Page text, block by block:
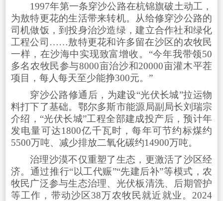
1997年第一条穿沙公路在杭锦旗破土动工，
为敖特更花的生活带来转机。从给修穿沙公路的
司机做饭，到投身治沙造绿，建立合作社和绿化
工程公司……敖特更花和许多留在沙区的农牧民
一样，在沙海中实现致富增收。“今年我带领50
多名农牧民参与8000亩治沙和20000亩灌木平茬
项目，每人每天至少能挣300元。”
穿沙公路修通后，为建设“光伏长城”拉运物
料打下了基础。鄂尔多斯市能源局副局长刘瑞宗
介绍，“光伏长城”工程全部建成投产后，预计年
发电量可达1800亿千瓦时，每年可节约标煤约
5500万吨、减少排放二氧化碳约14900万吨。
治理沙漠不仅重塑了生态，更激活了沙区经
济。通过推行“以工代赈”“先建后补”等模式，农
牧民广泛参与生态治理、光伏板清洗、后期管护
等工作，带动沙区38万农牧民就近就业。2024